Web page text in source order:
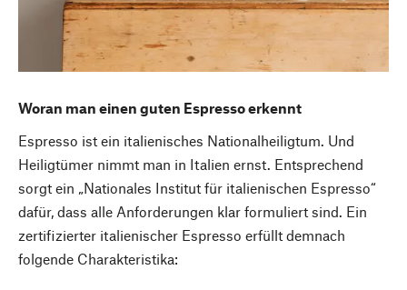
Woran man einen guten Espresso erkennt
Espresso ist ein italienisches Nationalheiligtum. Und
Heiligtümer nimmt man in Italien ernst. Entsprechend
sorgt ein „Nationales Institut für italienischen Espresso“
dafür, dass alle Anforderungen klar formuliert sind. Ein
zertifizierter italienischer Espresso erfüllt demnach
folgende Charakteristika: